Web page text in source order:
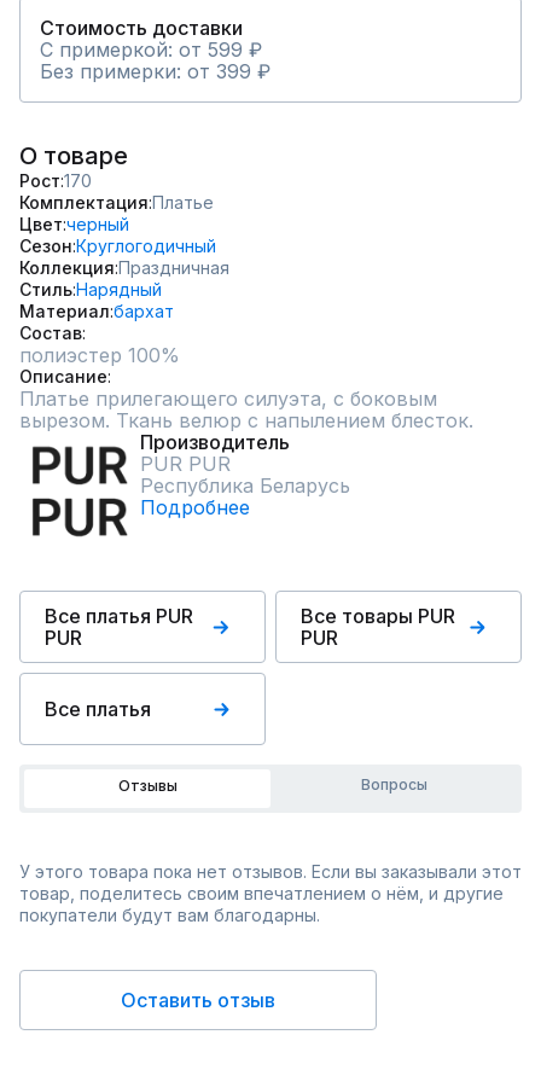
Стоимость доставки
С примеркой: от 599 ₽
Без примерки: от 399 ₽
О товаре
Рост 170
Комплектация Платье
Цвет черный
Сезон Круглогодичный
Коллекция Праздничная
СтильНарядный
Материал бархат
Состав
полиэстер 100%
Описание
Платье прилегающего силуэта, с боковым
вырезом. Ткань велюр с напылением блесток.
Производитель
PUR PUR
Республика Беларусь
Подробнее
Все платья PUR
PUR
Все товары PUR
PUR
Все платья
Отзывы Вопросы
У этого товара пока нет отзывов. Если вы заказывали этот
товар, поделитесь своим впечатлением о нём, и другие
покупатели будут вам благодарны.
Оставить отзыв